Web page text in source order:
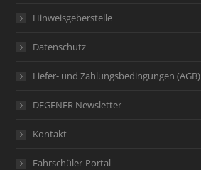
Hinweisgeberstelle
Datenschutz
Liefer- und Zahlungsbedingungen (AGB)
DEGENER Newsletter
Kontakt
Fahrschüler-Portal